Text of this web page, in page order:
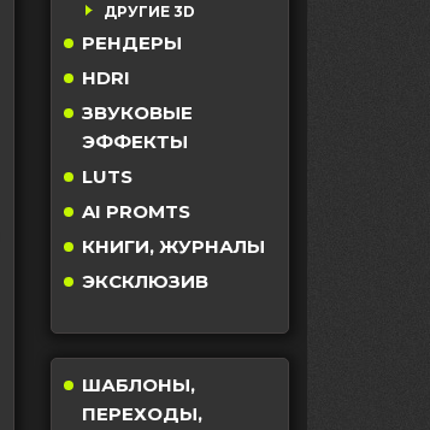
ДРУГИЕ 3D
РЕНДЕРЫ
HDRI
ЗВУКОВЫЕ
ЭФФЕКТЫ
LUTS
AI PROMTS
КНИГИ, ЖУРНАЛЫ
ЭКСКЛЮЗИВ
ШАБЛОНЫ,
ПЕРЕХОДЫ,